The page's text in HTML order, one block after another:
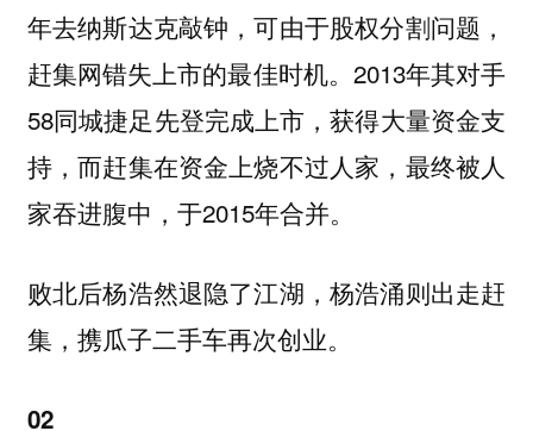
年去纳斯达克敲钟，可由于股权分割问题，
赶集网错失上市的最佳时机。2013年其对手
58同城捷足先登完成上市，获得大量资金支
持，而赶集在资金上烧不过人家，最终被人
家吞进腹中，于2015年合并。
败北后杨浩然退隐了江湖，杨浩涌则出走赶
集，携瓜子二手车再次创业。
02